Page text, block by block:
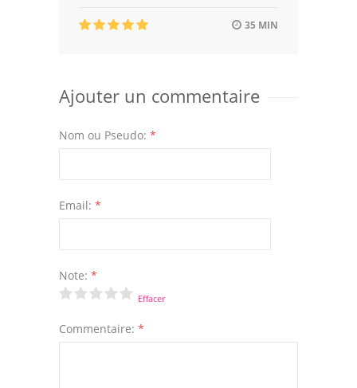
35 MIN
Ajouter un commentaire
Nom ou Pseudo: *
Email: *
Note: *
Effacer
Commentaire: *